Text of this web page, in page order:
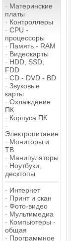
· Материнские
платы
· Контроллеры
· CPU -
процессоры
· Память - RAM
· Видеокарты
· HDD, SSD,
FDD
· CD - DVD - BD
· Звуковые
карты
· Охлаждение
ПК
· Корпуса ПК
·
Электропитание
· Мониторы и
ТВ
· Манипуляторы
· Ноутбуки,
десктопы
· Интернет
· Принт и скан
· Фото-видео
· Мультимедиа
· Компьютеры -
общая
· Программное